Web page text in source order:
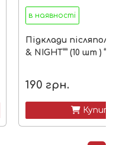
в наявності
Підклади
& NIGHT”” (10 шт )
190 грн.
